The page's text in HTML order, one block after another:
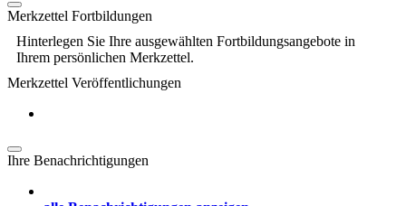
Merkzettel Fortbildungen
Hinterlegen Sie Ihre ausgewählten Fortbildungsangebote in
Ihrem persönlichen Merkzettel.
Merkzettel Veröffentlichungen
Ihre Benachrichtigungen